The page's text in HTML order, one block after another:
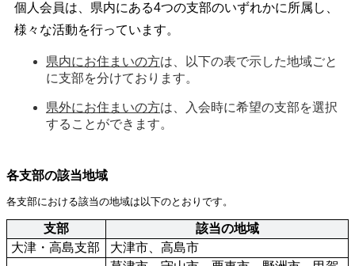
個人会員は、県内にある4つの支部のいずれかに所属し、
様々な活動を行っています。
県内にお住まいの方は、以下の表で示した地域ごと
に支部を分けております。
県外にお住まいの方は、入会時に希望の支部を選択
することができます。
各支部の該当地域
各支部における該当の地域は以下のとおりです。
支部
該当の地域
大津・高島支部
大津市、高島市